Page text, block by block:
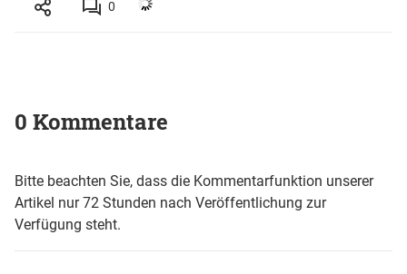
0
0 Kommentare
Bitte beachten Sie, dass die Kommentarfunktion unserer
Artikel nur 72 Stunden nach Veröffentlichung zur
Verfügung steht.